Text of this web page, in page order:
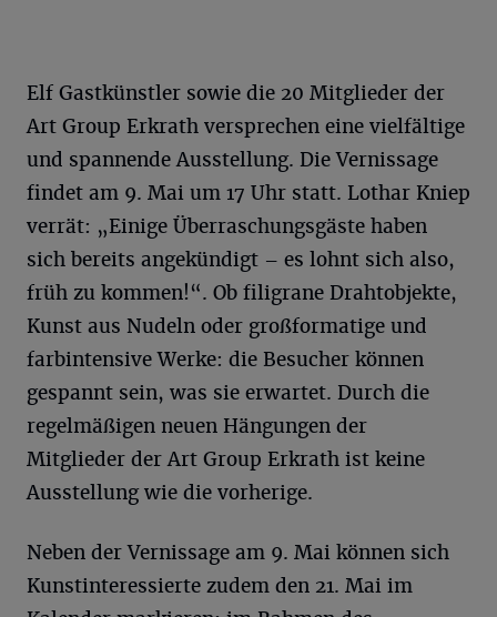
Elf Gastkünstler sowie die 20 Mitglieder der
Art Group Erkrath versprechen eine vielfältige
und spannende Ausstellung. Die Vernissage
findet am 9. Mai um 17 Uhr statt. Lothar Kniep
verrät: „Einige Überraschungsgäste haben
sich bereits angekündigt – es lohnt sich also,
früh zu kommen!“. Ob filigrane Drahtobjekte,
Kunst aus Nudeln oder großformatige und
farbintensive Werke: die Besucher können
gespannt sein, was sie erwartet. Durch die
regelmäßigen neuen Hängungen der
Mitglieder der Art Group Erkrath ist keine
Ausstellung wie die vorherige.
Neben der Vernissage am 9. Mai können sich
Kunstinteressierte zudem den 21. Mai im